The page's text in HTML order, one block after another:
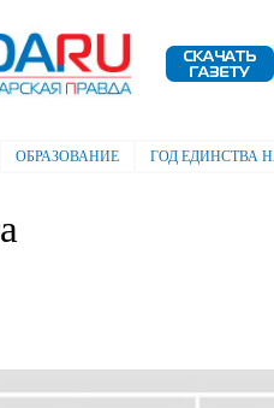
ОБРАЗОВАНИЕ ГОД ЕДИНСТВА